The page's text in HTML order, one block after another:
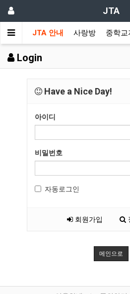
JTA
JTA 안내 사랑방 중학교
Login
Have a Nice Day!
아이디
비밀번호
자동로그인
회원가입
메인으로